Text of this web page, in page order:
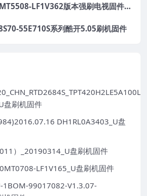
TCL电视V8-0MT5508-LF1V362版本强刷电视固件包下载
55E710S系列酷开5.05刷机固件
盘刷机固件
DH1RL0A3403_U盘
）_20190314_U盘刷机固件
LF1V165_U盘刷机固件
1BOM-99017082-V1.3.07-